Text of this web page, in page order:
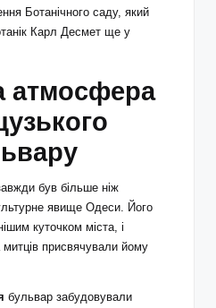
Ботанічного саду, який
Карл Десмет ще у
атмосфера
був більше ніж
явище Одеси. Його
куточком міста, і
митців присвячували йому
бульвар забудовували